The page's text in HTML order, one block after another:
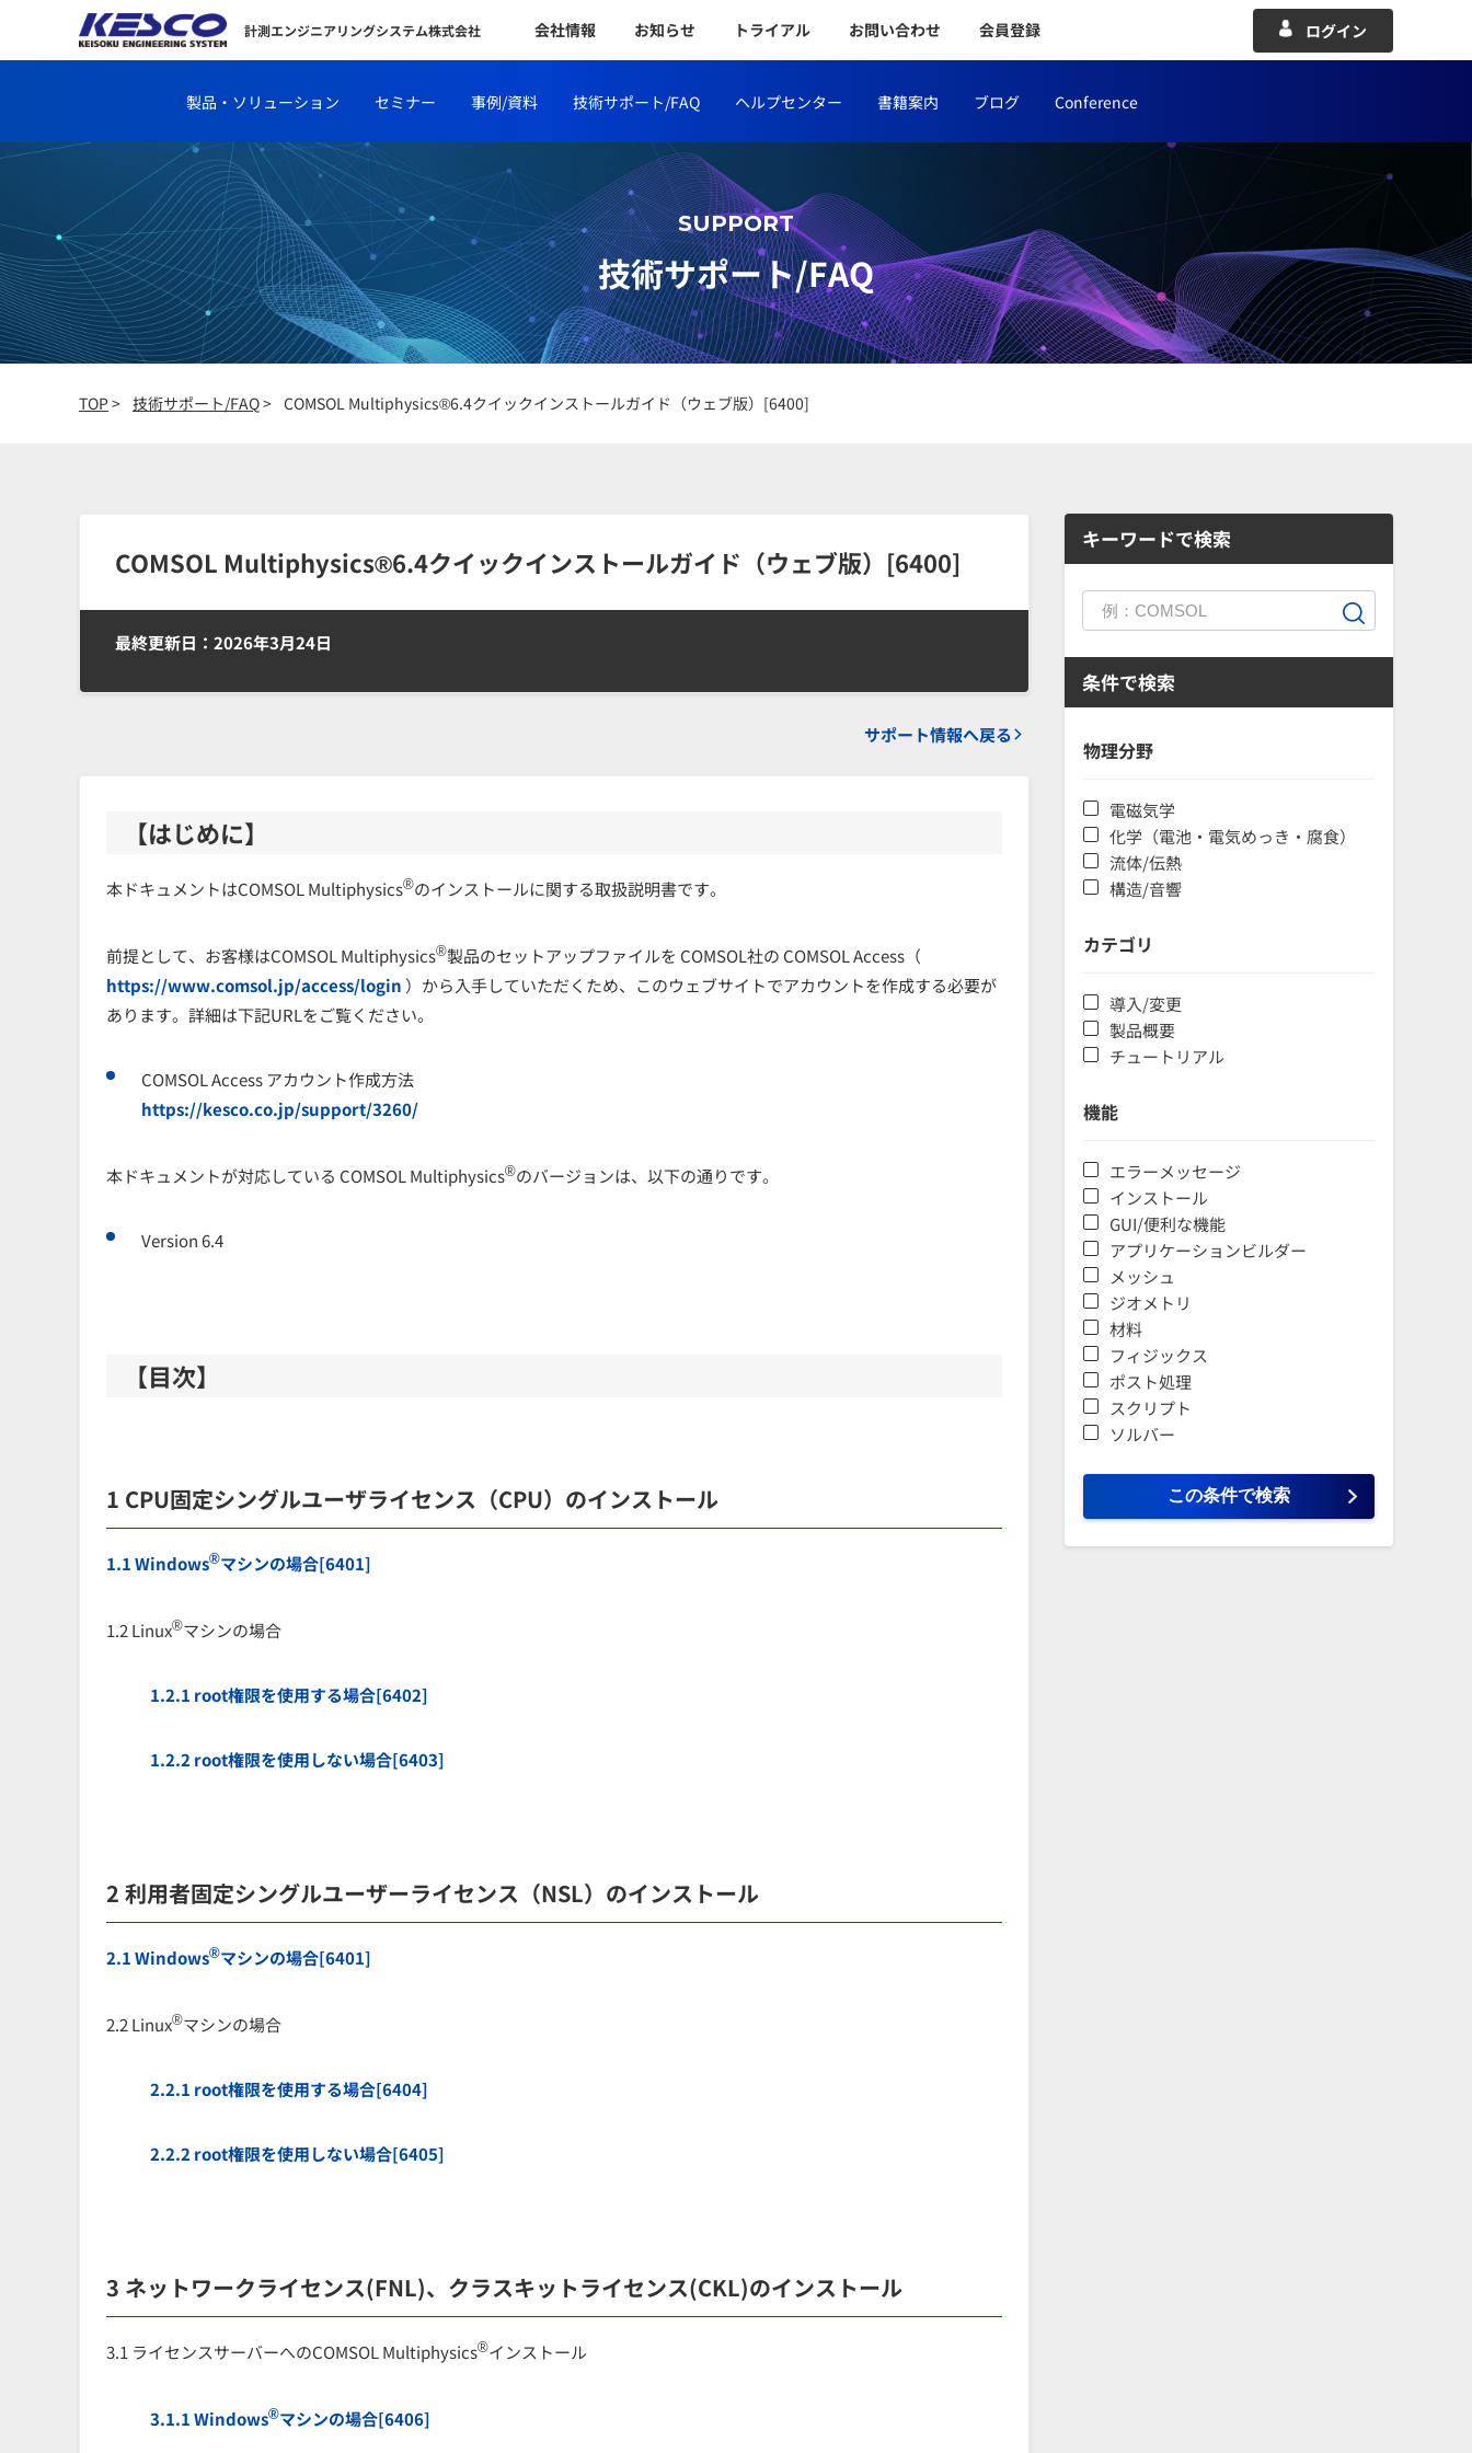
計測エンジニアリングシステム株式会社 会社情報 お知らせ トライアル お問い合わせ 会員登録 ログイン
製品・ソリューション セミナー 事例/資料 技術サポート/FAQ ヘルプセンター 書籍案内 ブログ Conference
SUPPORT
技術サポート/FAQ
TOP> 技術サポート/FAQ> COMSOL Multiphysics®6.4クイックインストールガイド（ウェブ版）[6400]
COMSOL Multiphysics®6.4クイックインストールガイド（ウェブ版）[6400]
最終更新日：2026年3月24日
サポート情報へ戻る
【はじめに】
本ドキュメントはCOMSOL Multiphysics®のインストールに関する取扱説明書です。
前提として、お客様はCOMSOL Multiphysics®製品のセットアップファイルを COMSOL社の COMSOL Access（
https://www.comsol.jp/access/login ）から入手していただくため、このウェブサイトでアカウントを作成する必要が
あります。詳細は下記URLをご覧ください。
COMSOL Access アカウント作成方法
https://kesco.co.jp/support/3260/
本ドキュメントが対応している COMSOL Multiphysics®のバージョンは、以下の通りです。
Version 6.4
【目次】
1 CPU固定シングルユーザライセンス（CPU）のインストール
1.1 Windows®マシンの場合[6401]
1.2 Linux®マシンの場合
1.2.1 root権限を使用する場合[6402]
1.2.2 root権限を使用しない場合[6403]
2 利用者固定シングルユーザーライセンス（NSL）のインストール
2.1 Windows®マシンの場合[6401]
2.2 Linux®マシンの場合
2.2.1 root権限を使用する場合[6404]
2.2.2 root権限を使用しない場合[6405]
3 ネットワークライセンス(FNL)、クラスキットライセンス(CKL)のインストール
3.1 ライセンスサーバーへのCOMSOL Multiphysics®インストール
3.1.1 Windows®マシンの場合[6406]
キーワードで検索
条件で検索
物理分野
電磁気学
化学（電池・電気めっき・腐食）
流体/伝熱
構造/音響
カテゴリ
導入/変更
製品概要
チュートリアル
機能
エラーメッセージ
インストール
GUI/便利な機能
アプリケーションビルダー
メッシュ
ジオメトリ
材料
フィジックス
ポスト処理
スクリプト
ソルバー